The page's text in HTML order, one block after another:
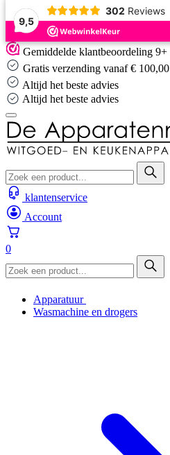
9,5
302 Reviews
Skip
to
content
Gemiddelde klantbeoordeling 9+
Gratis verzending vanaf € 100,00
Altijd het beste advies
Altijd het beste advies
klantenservice
Account
0
Apparatuur
Wasmachine en drogers